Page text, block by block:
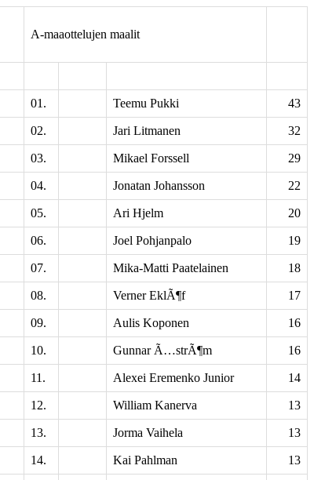
A-maaottelujen maalit
01. Teemu Pukki 43
02. Jari Litmanen 32
03. Mikael Forssell 29
04. Jonatan Johansson 22
05. Ari Hjelm 20
06. Joel Pohjanpalo 19
07. Mika-Matti Paatelainen 18
08. Verner EklÃ¶f 17
09. Aulis Koponen 16
10. Gunnar Ã…strÃ¶m 16
11. Alexei Eremenko Junior 14
12. William Kanerva 13
13. Jorma Vaihela 13
14. Kai Pahlman 13